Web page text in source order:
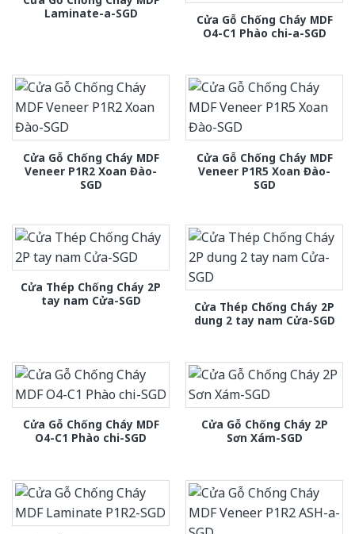
Laminate-a-SGD
Cửa Gỗ Chống Cháy MDF
O4-C1 Phào chi-a-SGD
Cửa Gỗ Chống Cháy MDF
Veneer P1R2 Xoan Đào-
SGD
Cửa Gỗ Chống Cháy MDF
Veneer P1R5 Xoan Đào-
SGD
Cửa Thép Chống Cháy 2P
tay nam Cửa-SGD
Cửa Thép Chống Cháy 2P
dung 2 tay nam Cửa-SGD
Cửa Gỗ Chống Cháy MDF
O4-C1 Phào chi-SGD
Cửa Gỗ Chống Cháy 2P
Sơn Xám-SGD